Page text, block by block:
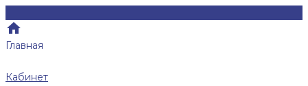
Главная
Кабинет